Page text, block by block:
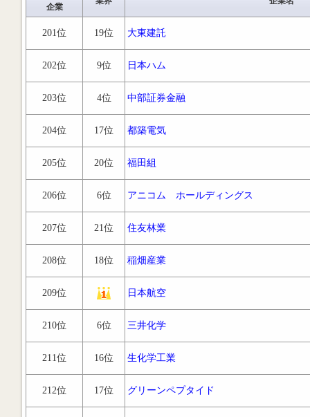
企業
201位 19位 大東建託
202位 9位 日本ハム
203位 4位 中部証券金融
204位 17位 都築電気
205位 20位 福田組
206位 6位 アニコム ホールディングス
207位 21位 住友林業
208位 18位 稲畑産業
209位 日本航空
210位 6位 三井化学
211位 16位 生化学工業
212位 17位 グリーンペプタイド